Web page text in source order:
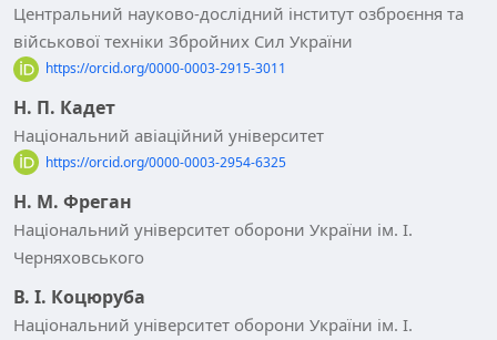
Центральний науково-дослідний інститут озброєння та
військової техніки Збройних Сил України
https://orcid.org/0000-0003-2915-3011
Н. П. Кадет
Національний авіаційний університет
https://orcid.org/0000-0003-2954-6325
Н. М. Фреган
Національний університет оборони України ім. І.
Черняховського
В. І. Коцюруба
Національний університет оборони України ім. І.